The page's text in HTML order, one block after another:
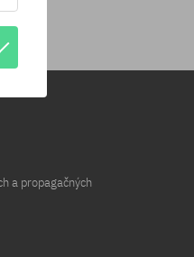
a propagačných